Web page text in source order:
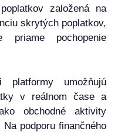
založená na
skrytých poplatkov,
priame pochopenie
umožňujú
v reálnom čase a
obchodné aktivity
podporu finančného